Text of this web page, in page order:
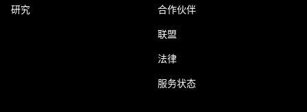
研究 合作伙伴
联盟
法律
服务状态